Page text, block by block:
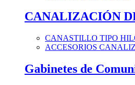
CANALIZACIÓN
CANASTILLO TIPO
ACCESORIOS
Gabinetes de